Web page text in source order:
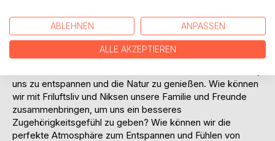
zeigt uns, wie Niksen und Friluftsliv uns helfen können, uns
zufrieden und glücklich zu fühlen. Wäre es nicht wunderbar,
Stress abzubauen, sich zu entspannen und eine Pause von
unserem hektischen Leben zu machen? Aber wie können
uns zu entspannen und die Natur zu genießen. Wie können
wir mit Friluftsliv und Niksen unsere Familie und Freunde
zusammenbringen, um uns ein besseres
Zugehörigkeitsgefühl zu geben? Wie können wir die
perfekte Atmosphäre zum Entspannen und Fühlen von
ABLEHNEN ANPASSEN
ALLE AKZEPTIEREN